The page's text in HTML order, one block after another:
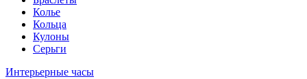
Колье
Кольца
Кулоны
Серьги
Интерьерные часы